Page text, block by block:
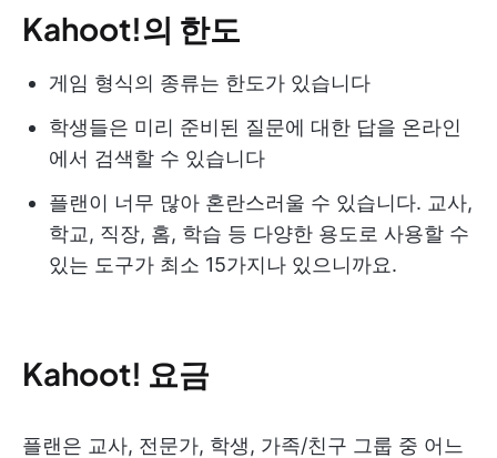
Kahoot!의 한도
게임 형식의 종류는 한도가 있습니다
학생들은 미리 준비된 질문에 대한 답을 온라인
에서 검색할 수 있습니다
플랜이 너무 많아 혼란스러울 수 있습니다. 교사,
학교, 직장, 홈, 학습 등 다양한 용도로 사용할 수
있는 도구가 최소 15가지나 있으니까요.
Kahoot! 요금
플랜은 교사, 전문가, 학생, 가족/친구 그룹 중 어느